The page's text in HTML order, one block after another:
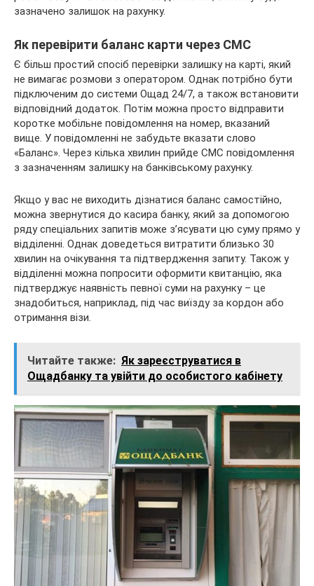
зазначено залишок на рахунку.
Як перевірити баланс карти через СМС
Є більш простий спосіб перевірки залишку на карті, який
не вимагає розмови з оператором. Однак потрібно бути
підключеним до системи Ощад 24/7, а також встановити
відповідний додаток. Потім можна просто відправити
коротке мобільне повідомлення на номер, вказаний
вище. У повідомленні не забудьте вказати слово
«Баланс». Через кілька хвилин прийде СМС повідомлення
з зазначенням залишку на банківському рахунку.
Якщо у вас не виходить дізнатися баланс самостійно,
можна звернутися до касира банку, який за допомогою
ряду спеціальних запитів може з’ясувати цю суму прямо у
відділенні. Однак доведеться витратити близько 30
хвилин на очікування та підтвердження запиту. Також у
відділенні можна попросити оформити квитанцію, яка
підтверджує наявність певної суми на рахунку – це
знадобиться, наприклад, під час виїзду за кордон або
отримання візи.
Читайте также: Як зареєструватися в
Ощадбанку та увійти до особистого кабінету